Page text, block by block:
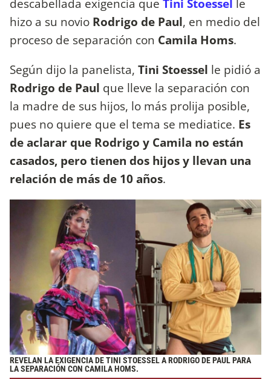
hizo a su novio Rodrigo de Paul, en medio del
proceso de separación con Camila Homs.
Según dijo la panelista, Tini Stoessel le pidió a
Rodrigo de Paul que lleve la separación con
la madre de sus hijos, lo más prolija posible,
pues no quiere que el tema se mediatice. Es
de aclarar que Rodrigo y Camila no están
casados, pero tienen dos hijos y llevan una
relación de más de 10 años.
REVELAN LA EXIGENCIA DE TINI STOESSEL A RODRIGO DE PAUL PARA
LA SEPARACIÓN CON CAMILA HOMS.